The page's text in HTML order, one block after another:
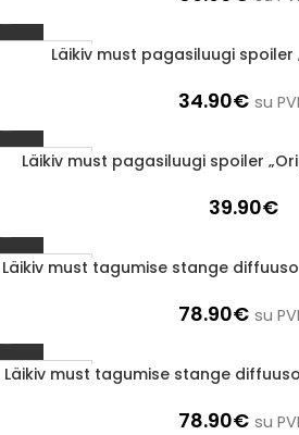
1-3 D.D.
Läikiv must pagasiluugi spoiler
34.90€ su
1-3 D.D.
Läikiv must pagasiluugi spoiler
39.90€
1-3 D.D.
Läikiv must tagumise stange diffuusor
78.90€ su
1-3 D.D.
Läikiv must tagumise stange diffuusor
78.90€ su